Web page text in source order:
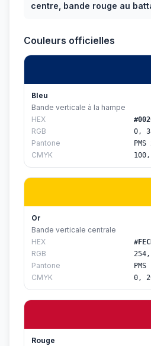
centre, bande rouge au
Couleurs officielles
Bleu
Bande verticale à la hampe
HEX
RGB 0,
Pantone
CMYK
Or
Bande verticale centrale
HEX
RGB
Pantone
CMYK 0,
Rouge